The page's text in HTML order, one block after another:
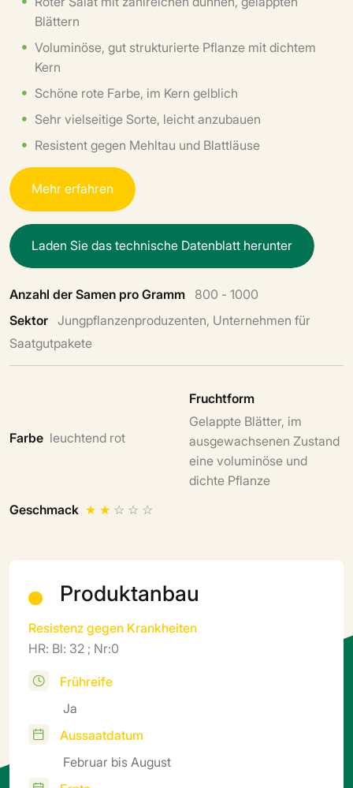
Blättern
Voluminöse, gut strukturierte Pflanze mit dichtem
Kern
Schöne rote Farbe, im Kern gelblich
Sehr vielseitige Sorte, leicht anzubauen
Resistent gegen Mehltau und Blattläuse
Mehrerfahren
Laden Siedastechnische Datenblatt herunter
Anzahl der Samen pro Gramm 800 - 1000
Sektor Jungpflanzenproduzenten, Unternehmen für
Saatgutpakete
Farbe leuchtend rot
Fruchtform
Gelappte Blätter, im
ausgewachsenen Zustand
eine voluminöse und
dichte Pflanze
Geschmack ★ ★ ☆ ☆ ☆
Produktanbau
Resistenz gegen Krankheiten
HR: Bl: 32 ; Nr:0
Frühreife
Ja
Aussaatdatum
Februar bis August